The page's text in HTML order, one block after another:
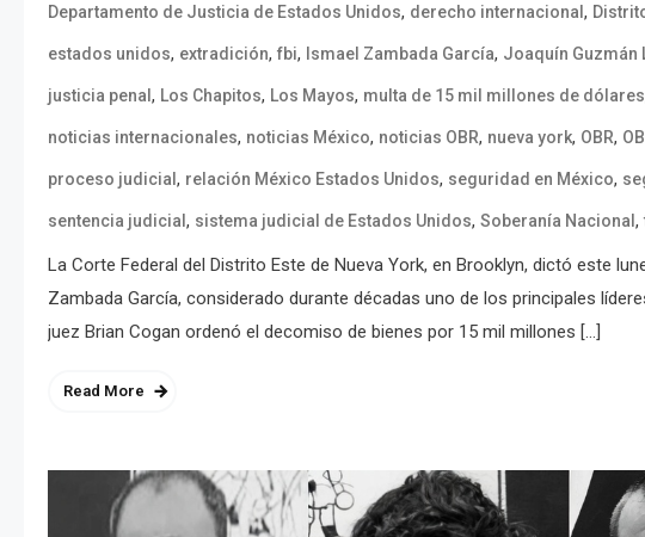
Departamento de Justicia de Estados Unidos, derecho internacional ,
estados unidos, extradición, fbi, Ismael Zambada García, Joaquín Guzmán
justicia penal , Los Chapitos, Los Mayos, multa de 15 mil millones de dólares
noticias internacionales, noticias México, noticias OBR, nueva york, OBR,
proceso judicial , relación México Estados Unidos, seguridad en México,
sentencia judicial , sistema judicial de Estados Unidos, Soberanía Nacional ,
La Corte Federal del Distrito Este de Nueva York, en Brooklyn, dictó este
Zambada García, considerado durante décadas uno de los principales
juez Brian Cogan ordenó el decomiso de bienes por 15 mil millones […]
Read More